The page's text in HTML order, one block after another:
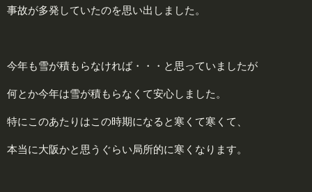
事故が多発していたのを思い出しました。
今年も雪が積もらなければ・・・と思っていましたが
何とか今年は雪が積もらなくて安心しました。
特にこのあたりはこの時期になると寒くて寒くて、
本当に大阪かと思うぐらい局所的に寒くなります。